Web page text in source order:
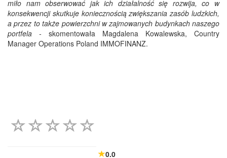
miło nam obserwować jak ich działalność się rozwija, co w
konsekwencji skutkuje koniecznością zwiększania zasób ludzkich,
a przez to także powierzchni w zajmowanych budynkach naszego
portfela - skomentowała Magdalena Kowalewska, Country
Manager Operations Poland IMMOFINANZ.
0.0